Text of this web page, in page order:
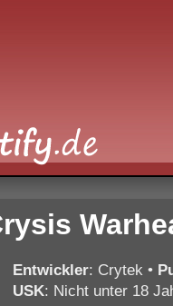
Entwickler: Crytek •
USK: Nicht unter 18